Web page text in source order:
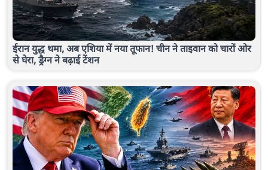
ईरान युद्ध थमा, अब एशिया में नया तूफान! चीन ने ताइवान को चारों ओर
से घेरा, ड्रैग्न ने बढ़ाई टेंशन